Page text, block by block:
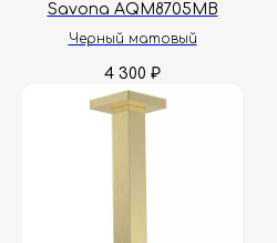
Savona AQM8705MB
Черный матовый
4 300 ₽